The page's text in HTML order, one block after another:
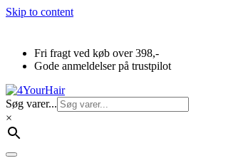
Skip to content
Fri fragt ved køb over 398,-
Gode anmeldelser på trustpilot
Søg varer...
×